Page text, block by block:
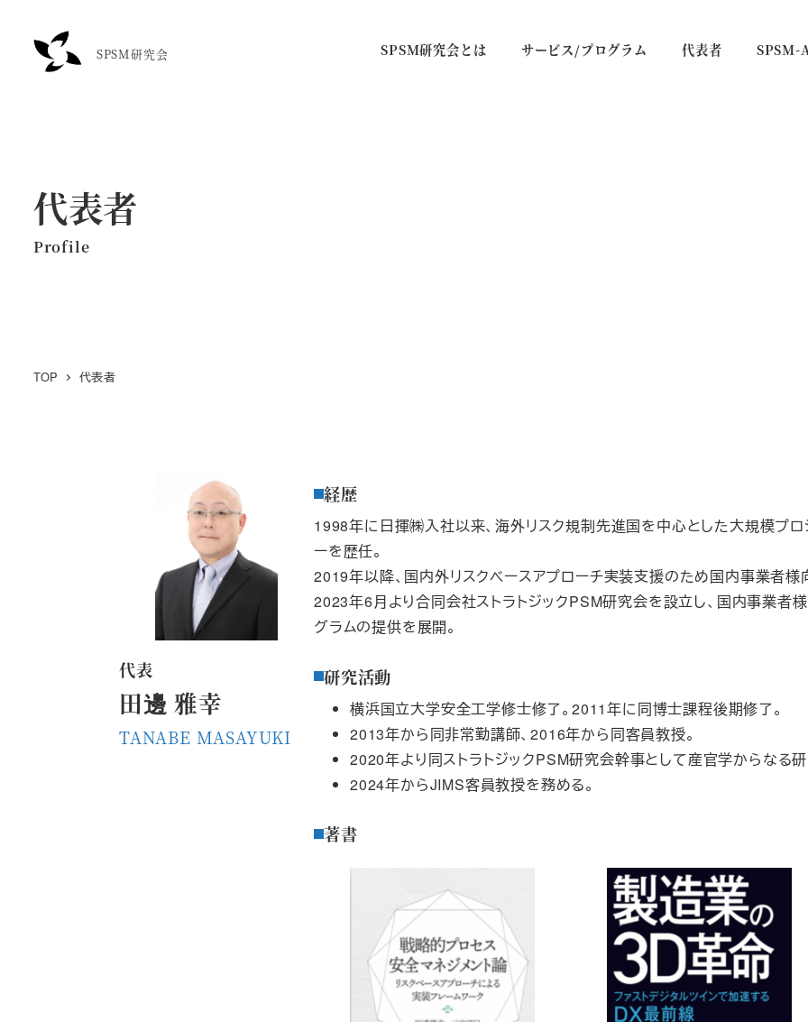
SPSM研究会 SPSM研究会とは サービス/プログラム 代表者 SPSM-
代表者
TOP 代表者
代表
田邊 雅幸
TANABE MASAYUKI
経歴
1998年に日揮㈱入社以来、海外リスク規制先進国を中心とした大規模プロ
ーを歴任。
2019年以降、国内外リスクベースアプローチ実装支援のため国内事業者様
2023年6月より合同会社ストラトジックPSM研究会を設立し、国内事業者
グラムの提供を展開。
研究活動
横浜国立大学安全工学修士修了。2011年に同博士課程後期修了。
2013年から同非常勤講師、2016年から同客員教授。
2020年より同ストラトジックPSM研究会幹事として産官学からなる研
2024年からJIMS客員教授を務める。
著書